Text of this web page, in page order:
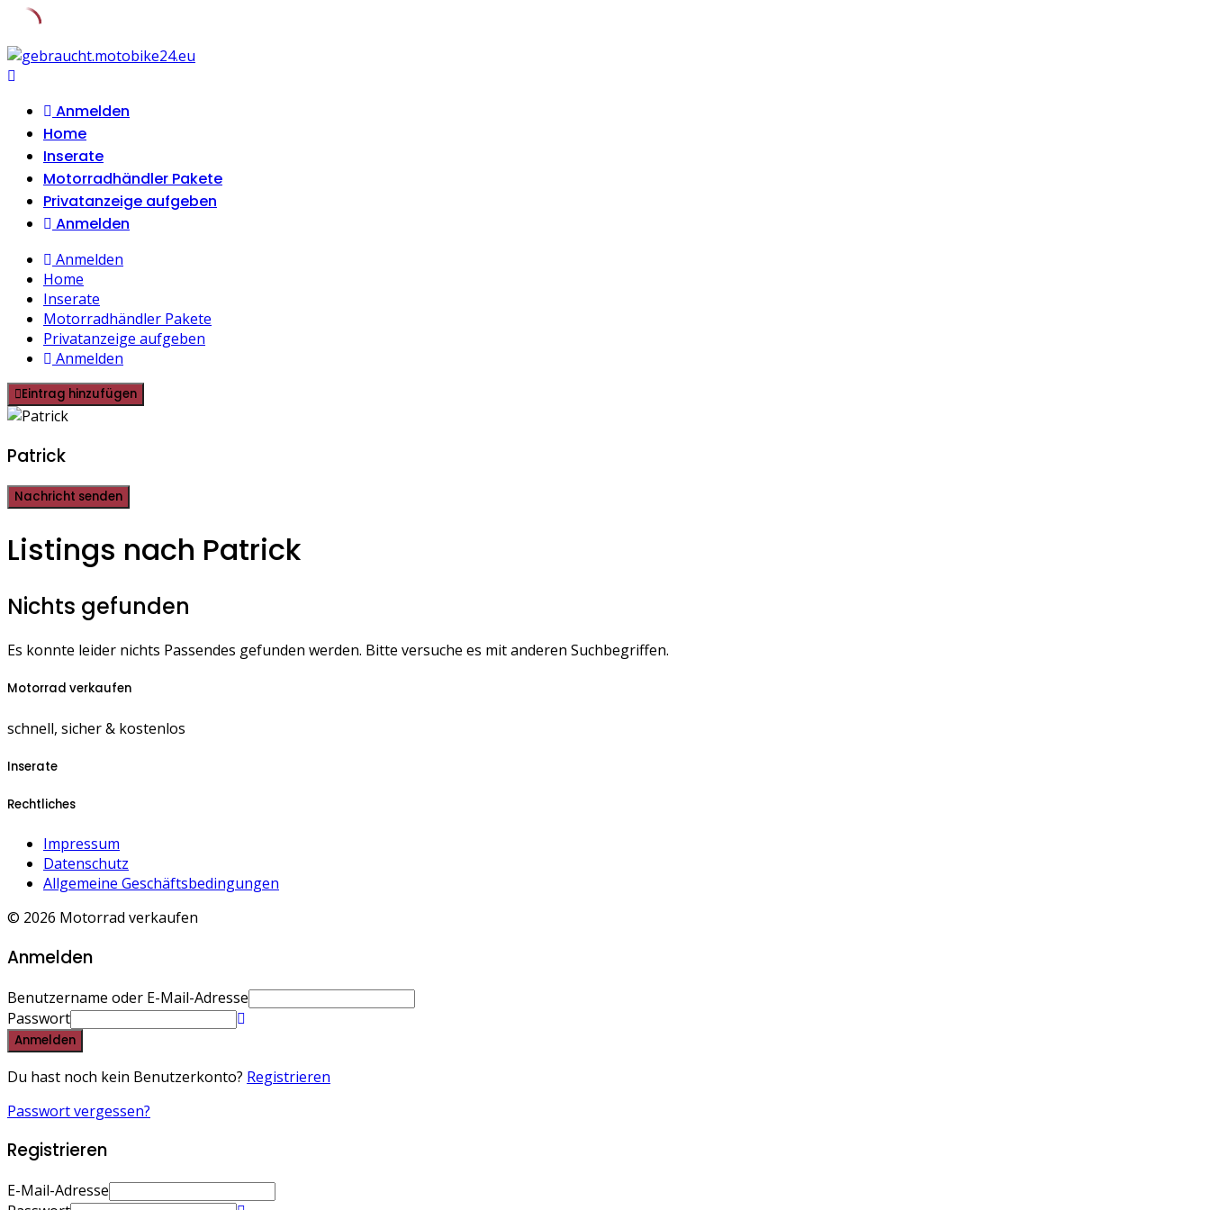
Skip
to
Anmelden
Home
Inserate
Motorradhändler Pakete
Privatanzeige aufgeben
Anmelden
Anmelden
Home
Inserate
Motorradhändler Pakete
Privatanzeige aufgeben
Anmelden
Eintrag hinzufügen
Patrick
Nachricht senden
Listings nach Patrick
Nichts gefunden
Es konnte leider nichts Passendes gefunden werden. Bitte versuche es mit anderen Suchbegriffen.
Motorrad verkaufen
schnell, sicher & kostenlos
Inserate
Rechtliches
Impressum
Datenschutz
Allgemeine Geschäftsbedingungen
© 2026 Motorrad verkaufen
Anmelden
Benutzername oder E-Mail-Adresse
Passwort
Anmelden
Du hast noch kein Benutzerkonto? Registrieren
Passwort vergessen?
Registrieren
E-Mail-Adresse